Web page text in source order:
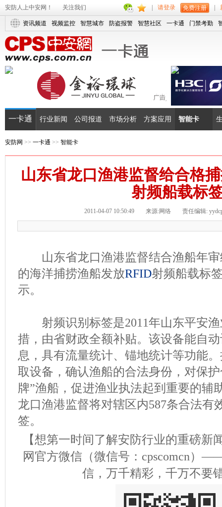
安防人上中安网！ 关注我们 请登录 免费注册
资讯频道 视频监控 智慧城市 防盗报警 智慧社区 一卡通 门禁考勤
一卡通 行业新闻 公司报道 市场分析 方案应用 智能卡
安防网 >> 一卡通 >> 智能卡
山东省龙口渔港监督给合格
射频船载标
2011-04-07 10:50:49 来源:网络 责任编辑:
山东省龙口渔港监督结合渔船年审
的海洋捕捞渔船发放RFID射频船载标
示。
射频识别标签是2011年山东平安渔
措，由省财政全额补贴。该设备能自
息，具有流量统计、锚地统计等功能
取设备，确认渔船的合法身份，对保
牌”渔船，促进渔业执法起到重要的辅
龙口渔港监督将对辖区内587条合法有
签。
【想第一时间了解安防行业的重磅新
网官方微信（微信号：cpscomcn）
信，万千精彩，千万不要